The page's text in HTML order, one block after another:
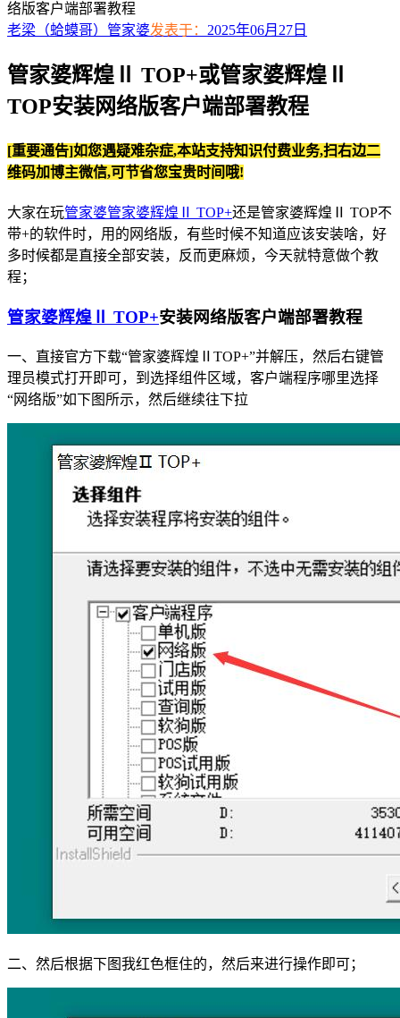
络版客户端部署教程
老梁（蛤蟆哥） 管家婆发表于： 2025年06月27日
管家婆辉煌Ⅱ TOP+或管家婆辉煌Ⅱ
TOP安装网络版客户端部署教程
[重要通告]如您遇疑难杂症,本站支持知识付费业务,扫右边二
维码加博主微信,可节省您宝贵时间哦!
大家在玩管家婆管家婆辉煌Ⅱ TOP+还是管家婆辉煌Ⅱ TOP不
带+的软件时，用的网络版，有些时候不知道应该安装啥，好
多时候都是直接全部安装，反而更麻烦，今天就特意做个教
程；
管家婆辉煌Ⅱ TOP+安装网络版客户端部署教程
一、直接官方下载“管家婆辉煌ⅡTOP+”并解压，然后右键管
理员模式打开即可，到选择组件区域，客户端程序哪里选择
“网络版”如下图所示，然后继续往下拉
二、然后根据下图我红色框住的，然后来进行操作即可；